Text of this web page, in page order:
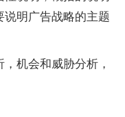
明广告战略的主题
机会和威胁分析，